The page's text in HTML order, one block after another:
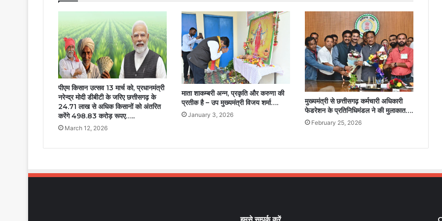
खुशवंत
ने
किया
लोकार्पण…..
पीएम किसान उत्सव 13 मार्च को, प्रधानमंत्री
नरेन्द्र मोदी डीबीटी के जरिए छत्तीसगढ़ के
24.71 लाख से अधिक किसानों को अंतरित
करेंगे 498.83 करोड़ रूपए…..
March 12, 2026
माता शाकम्बरी अन्न, प्रकृति और करुणा की
प्रतीक है – उप मुख्यमंत्री विजय शर्मा….
January 3, 2026
मुख्यमंत्री से छत्तीसगढ़ कर्मचारी अधिकारी
फेडरेशन के प्रतिनिधिमंडल ने की मुलाकात….
February 25, 2026
हमसे सम्पर्क करें